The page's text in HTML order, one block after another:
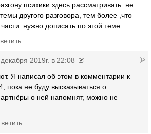
психики здесь рассматривать не
темы другого разговора, тем более ,что
нужно дописать по этой теме.
2019г. в 22:08
Я написал об этом в комментарии к
пока не буду высказываться о
о ней напомнят, можно не